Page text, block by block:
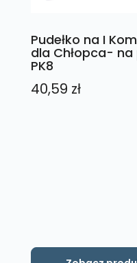
Pudełko na I
dla Chłopca- na
PK8
40,59 zł